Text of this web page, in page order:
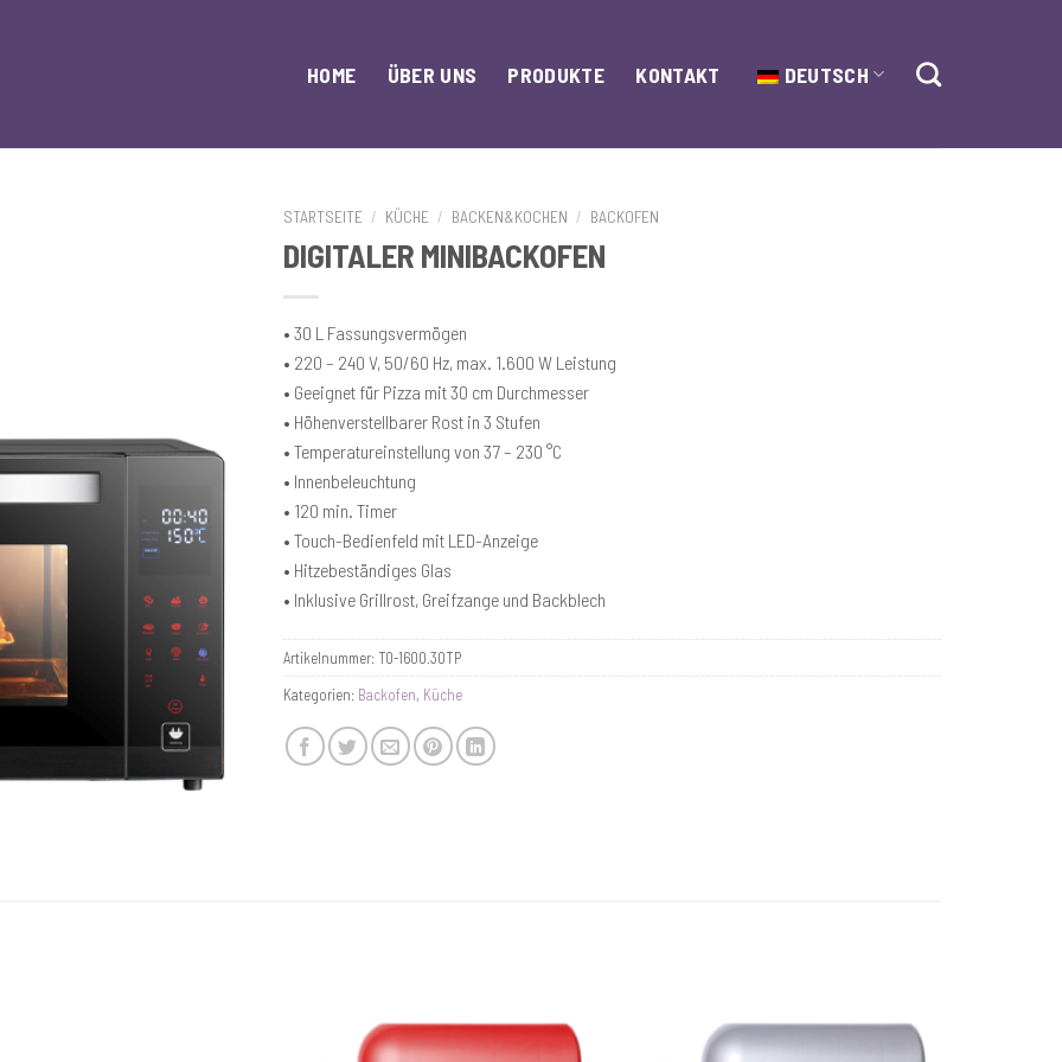
HOME ÜBER UNS PRODUKTE KONTAKT DEUTSCH
STARTSEITE / KÜCHE / BACKEN&KOCHEN / BACKOFEN
DIGITALER MINIBACKOFEN
• 30 L Fassungsvermögen
• 220 – 240 V, 50/60 Hz, max. 1.600 W Leistung
• Geeignet für Pizza mit 30 cm Durchmesser
• Höhenverstellbarer Rost in 3 Stufen
• Temperatureinstellung von 37 – 230 °C
• Innenbeleuchtung
• 120 min. Timer
• Touch-Bedienfeld mit LED-Anzeige
• Hitzebeständiges Glas
• Inklusive Grillrost, Greifzange und Backblech
Artikelnummer: TO-1600.30TP
Kategorien: Backofen, Küche